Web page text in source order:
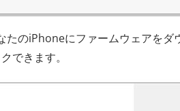
たのiPhoneにファームウェアを
できます。